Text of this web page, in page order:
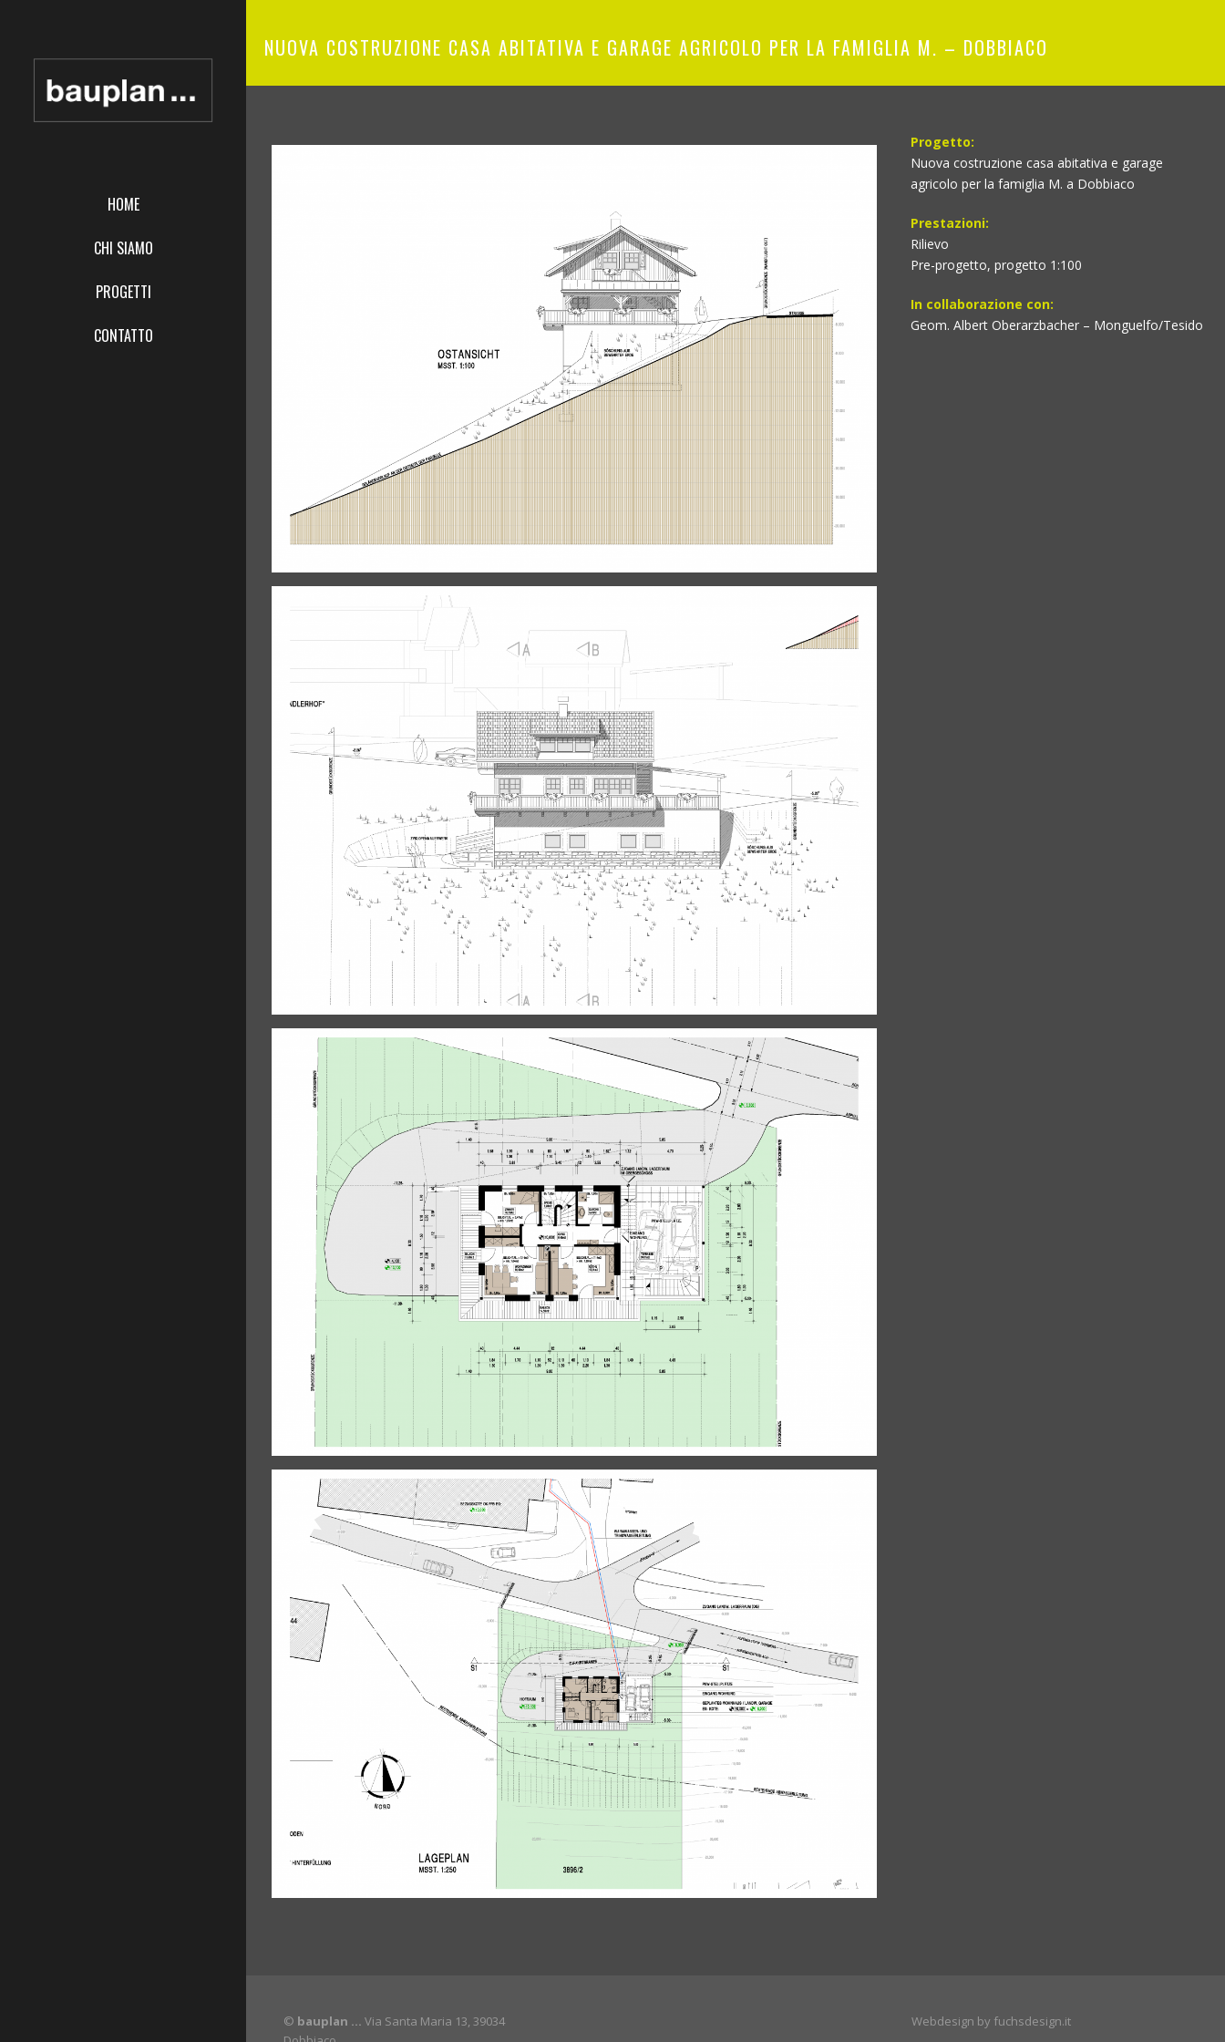
HOME
CHI SIAMO
PROGETTI
CONTATTO
NUOVA COSTRUZIONE CASA ABITATIVA E GARAGE AGRICOLO PER LA FAMIGLIA M. – DOBBIACO
Progetto:
Nuova costruzione casa abitativa e garage
agricolo per la famiglia M. a Dobbiaco
Prestazioni:
Rilievo
Pre-progetto, progetto 1:100
In collaborazione con:
Geom. Albert Oberarzbacher – Monguelfo/Tesido
© bauplan … Via Santa Maria 13, 39034
Webdesign by fuchsdesign.it